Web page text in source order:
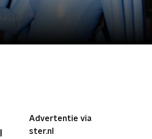
Advertentie via
ster.nl